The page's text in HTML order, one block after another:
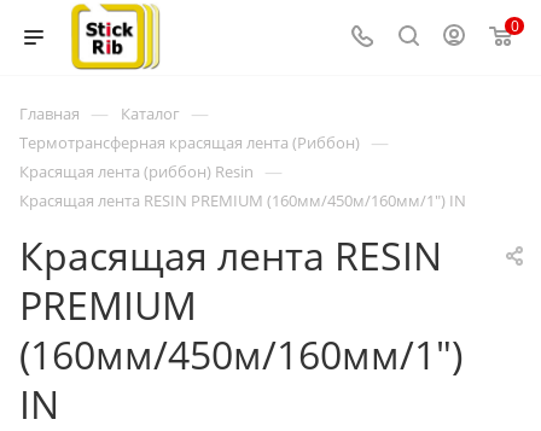
0
Главная — Каталог —
Термотрансферная красящая лента (Риббон) —
Красящая лента (риббон) Resin —
Красящая лента RESIN PREMIUM (160мм/450м/160мм/1") IN
Красящая лента RESIN
PREMIUM
(160мм/450м/160мм/1")
IN